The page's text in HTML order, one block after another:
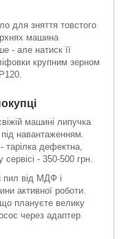
для зняття товстого
машина
- але натиск її
крупним зерном
машині липучка
навантаженням.
тарілка дефектна,
сервісі - 350-500 грн.
пил від МДФ і
активної роботи.
плануєте велику
через адаптер